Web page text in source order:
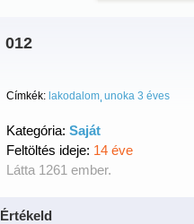
012
Címkék: lakodalom unoka 3 éves
Kategória: Saját
Feltöltés ideje: 14 éve
Látta 1261 ember.
Értékeld